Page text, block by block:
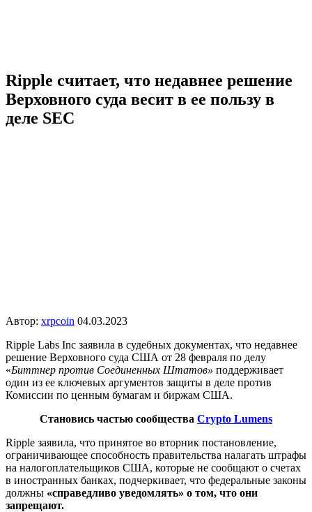
Ripple считает, что недавнее решение
Верховного суда весит в ее пользу в
деле SEC
Автор: xrpcoin 04.03.2023
Ripple Labs Inc заявила в судебных документах, что недавнее
решение Верховного суда США от 28 февраля по делу
«Биттнер против Соединенных Штатов» поддерживает
один из ее ключевых аргументов защиты в деле против
Комиссии по ценным бумагам и биржам США.
Становись частью сообщества Crypto Lumens
Ripple заявила, что принятое во вторник постановление,
ограничивающее способность правительства налагать штрафы
на налогоплательщиков США, которые не сообщают о счетах
в иностранных банках, подчеркивает, что федеральные законы
должны «справедливо уведомлять» о том, что они
запрещают.